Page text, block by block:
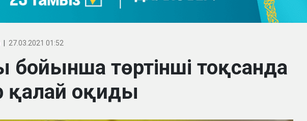
27.03.2021 01:52
бойынша төртінші тоқсанда
қалай оқиды